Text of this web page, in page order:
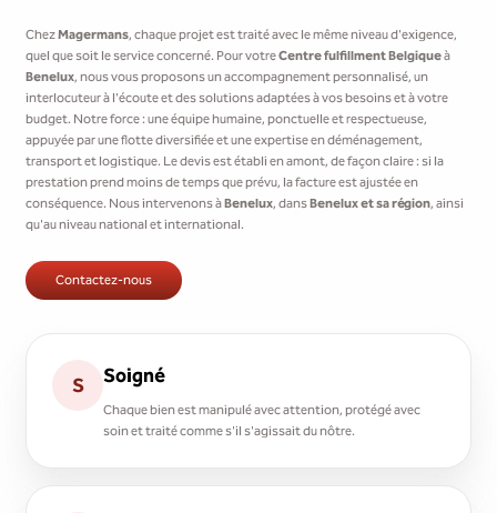
ChezMagermans, chaque projet est traité avec le même niveau d'exigence,
quel que soit le service concerné. Pour votreCentre fulfillment Belgiqueà
Benelux, nous vous proposons un accompagnement personnalisé, un
interlocuteur à l'écoute et des solutions adaptées à vos besoins et à votre
budget. Notre force : une équipe humaine, ponctuelle et respectueuse,
appuyée par une flotte diversifiée et une expertise en déménagement,
transport et logistique. Le devis est établi en amont, de façon claire : si la
prestation prend moins de temps que prévu, la facture est ajustée en
conséquence. Nous intervenons àBenelux, dansBenelux et sa région, ainsi
qu'au niveau national et international.
Contactez-nous
S Soigné
Chaque bien est manipulé avec attention, protégé avec
soin et traité comme s'il s'agissait du nôtre.